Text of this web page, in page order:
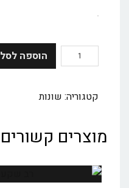
הוספה לסל
קטגוריה: שונות
מוצרים קשורים